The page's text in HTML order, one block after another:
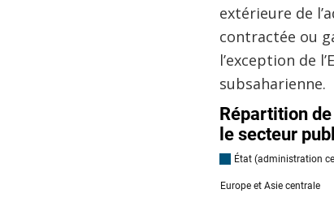
extérieure de
contractée ou
l’exception de
subsaharienne.